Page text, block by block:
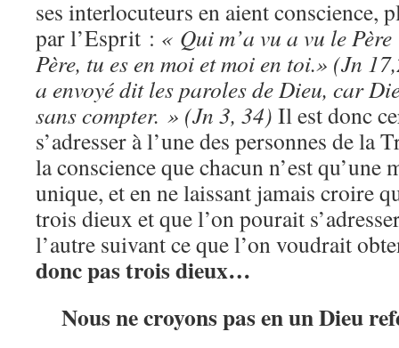
ses interlocuteurs en aient conscience,
par l’Esprit : « Qui m’a vu a vu le
Père, tu es en moi et moi en toi.» (Jn
a envoyé dit les paroles de Dieu, car
sans compter. » (Jn 3, 34) Il est donc
s’adresser à l’une des personnes de la
la conscience que chacun n’est
unique, et en ne laissant jamais croire
trois dieux et que l’on pourait
l’autre suivant ce que l’on voudrait
donc pas trois dieux…
Nous ne croyons pas en un Dieu